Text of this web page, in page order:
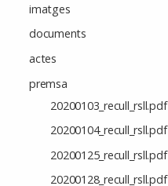
imatges
documents
actes
premsa
20200103_recull_rsll.pdf
20200104_recull_rsll.pdf
20200125_recull_rsll.pdf
20200128_recull_rsll.pdf